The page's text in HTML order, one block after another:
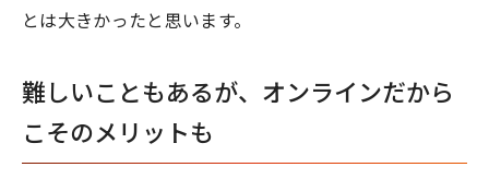
とは大きかったと思います。
難しいこともあるが、オンラインだから
こそのメリットも